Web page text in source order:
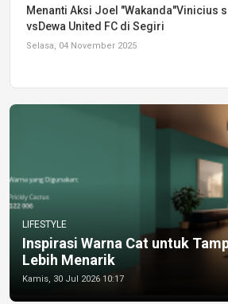
Menanti Aksi Joel "Wakanda"Vinicius
vsDewa United FC di Segiri
Selasa, 04 November 2025
LIFESTYLE
Inspirasi Warna Cat untuk
Lebih Menarik
Kamis, 30 Jul 2026 10:17